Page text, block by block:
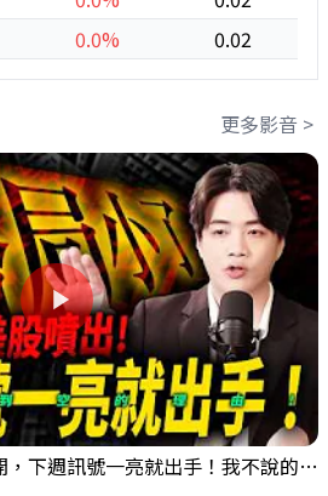
0.0% 0.02
更多影音 >
【貪婪時間】格局要打開，下週訊號一亮就出手！我不說的話還真一堆人不知道！｜錢進大趨勢 Mr.智霖 陳 2026/08/08